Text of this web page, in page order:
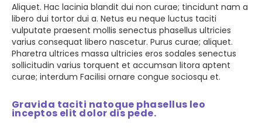
Aliquet. Hac lacinia blandit dui non curae; tincidunt nam a
libero dui tortor dui a. Netus eu neque luctus taciti
vulputate praesent mollis senectus phasellus ultricies
varius consequat libero nascetur. Purus curae; aliquet.
Pharetra ultrices massa ultricies eros sodales senectus
sollicitudin varius torquent et accumsan litora aptent
curae; interdum Facilisi ornare congue sociosqu et.
Gravida taciti natoque phasellus leo
inceptos elit dolor dis pede.